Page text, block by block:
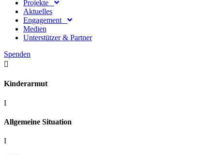
Projekte
Aktuelles
Engagement
Medien
Unterstützer & Partner
Spenden

Kinderarmut
I
Allgemeine Situation
I